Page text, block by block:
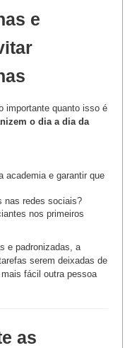
e
importante quanto isso é
o dia a dia da
academia e garantir que
nas redes sociais?
nos primeiros
e padronizadas, a
serem deixadas de
fácil outra pessoa
as